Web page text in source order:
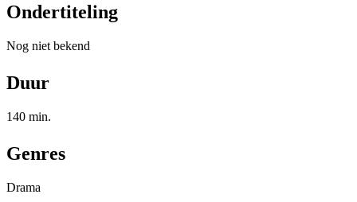
Ondertiteling
Nog niet bekend
Duur
140 min.
Genres
Drama